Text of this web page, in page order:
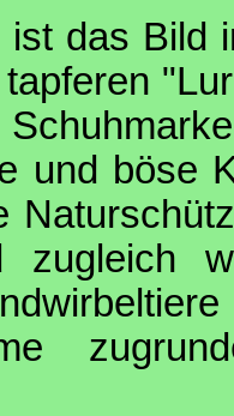
ist das Bild
und böse
zugleich